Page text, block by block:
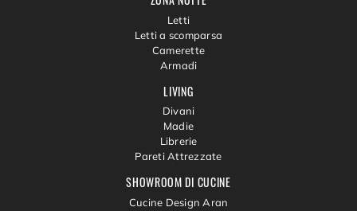
SHOWROOM DI CUCINE
Cucine Design Aran
LIVING
Divani
Madie
Librerie
Pareti Attrezzate
Letti
Letti a scomparsa
Camerette
Armadi